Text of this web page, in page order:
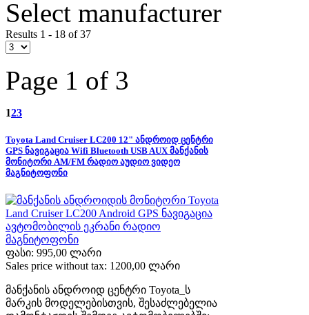
Select manufacturer
Results 1 - 18 of 37
Page 1 of 3
123
Toyota Land Cruiser LC200 12" ანდროიდ ცენტრი
GPS ნავიგაცია Wifi Bluetooth USB AUX მანქანის
მონიტორი AM/FM რადიო აუდიო ვიდეო
მაგნიტოფონი
ფასი: 995,00 ლარი
Sales price without tax: 1200,00 ლარი
მანქანის ანდროიდ ცენტრი Toyota_ს
მარკის მოდელებისთვის, შესაძლებელია